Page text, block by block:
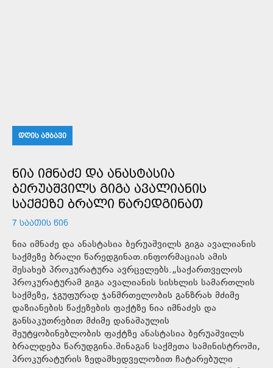
ᲓᲦᲘᲡ ᲐᲛᲑᲐᲕᲘ
ᲜᲘᲐ ᲘᲛᲜᲐᲫᲔ ᲓᲐ ᲐᲜᲐᲡᲢᲐᲡᲘᲐ
ᲑᲔᲠᲣᲐᲨᲕᲘᲚᲡ ᲒᲘᲒᲐ ᲐᲕᲐᲚᲘᲐᲜᲘᲡ
ᲡᲐᲥᲛᲔᲖᲔ ᲑᲠᲐᲚᲘ ᲬᲐᲠᲔᲓᲒᲘᲜᲐᲗ
7 ᲡᲐᲐᲗᲘᲡ ᲬᲘᲜ
ნია იმნაძე და ანასტასია ბერუაშვილს გიგა ავალიანის
საქმეზე ბრალი წარედგინათ.ინფორმაციას ამის
შესახებ პროკურატურა ავრცელებს.„საქართველოს
პროკურატურამ გიგა ავალიანის სისხლის სამართლის
საქმეზე, ჯგუფურად ჯანმრთელობის განზრახ მძიმე
დაზიანების წაქეზების ფაქტზე ნია იმნაძეს და
განსაკუთრებით მძიმე დანაშაულის
შეუტყობინებლობის ფაქტზე ანასტასია ბერუაშვილს
ბრალდება წარუდგინა.შინაგან საქმეთა სამინისტროში,
პროკურატურის ზედამხედველობით ჩატარებული